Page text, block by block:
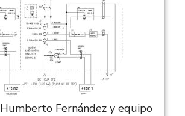
Humberto Fernández y equipo